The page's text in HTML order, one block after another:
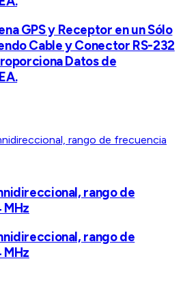
GPS y Receptor en un Sólo
Cable y Conector RS-232
Datos de
rango de
rango de